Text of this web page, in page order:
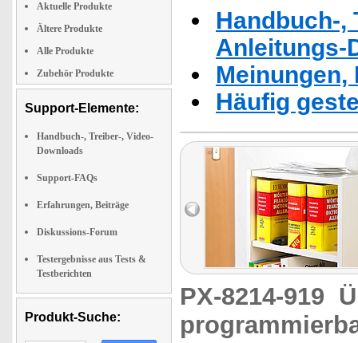
Aktuelle Produkte
Ältere Produkte
Alle Produkte
Zubehör Produkte
Support-Elemente:
Handbuch-, Treiber-, Video-
Downloads
Support-FAQs
Erfahrungen, Beiträge
Diskussions-Forum
Testergebnisse aus Tests &
Testberichten
Produkt-Suche:
Handbuch-,
Anleitungs-
Häufig
PX-8214-919